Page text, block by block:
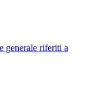
generale riferiti a